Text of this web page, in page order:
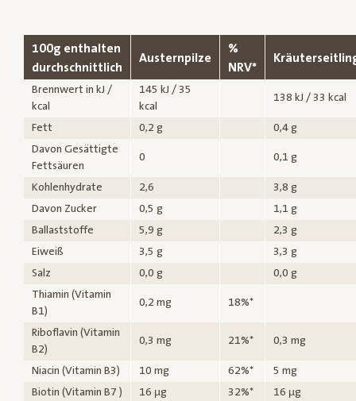
100g enthalten
durchschnittlich
Austernpilze
%
NRV*
Brennwert in kJ /
kcal
145 kJ / 35
kcal
138 kJ / 33 kcal
Fett 0,2 g
0,4 g
Davon Gesättigte
Fettsäuren
0 0,1 g
Kohlenhydrate 2,6
3,8 g
Davon Zucker
0,5 g
1,1 g
Ballaststoffe
5,9 g
2,3 g
Eiweiß
3,5 g
3,3 g
Salz
0,0 g
0,0 g
Thiamin (Vitamin
B1)
0,2 mg 18%*
Riboflavin (Vitamin
B2)
0,3 mg 21%* 0,3 mg
Niacin (Vitamin B3) 10 mg 62%*
5 mg
Biotin (Vitamin B7 )
16 µg 32%*
16 µg